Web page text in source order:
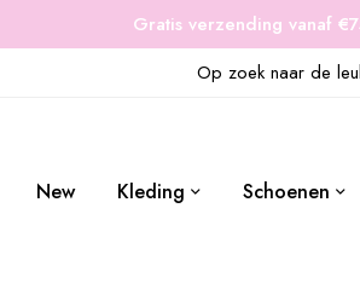
Gratis verzending vanaf
Op zoek naar de
New Kleding Schoenen